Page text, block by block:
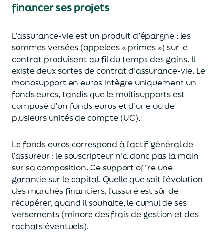
financer ses projets
L’assurance-vie est un produit d’épargne : les
sommes versées (appelées « primes ») sur le
contrat produisent au fil du temps des gains. Il
existe deux sortesde contrat d’assurance-vie. Le
monosupport en euros intègre uniquement un
fonds euros, tandis que le multisupports est
composé d’un fonds euros et d’une ou de
plusieurs unités de compte (UC).
Le fonds euros correspond à l’actif général de
l’assureur : le souscripteur n’a donc pas la main
sur sa composition. Ce support offre une
garantie sur le capital. Quelle que soit l’évolution
des marchés financiers, l’assuré est sûr de
récupérer, quand il souhaite, le cumul de ses
versements (minoré des frais de gestion et des
rachats éventuels).